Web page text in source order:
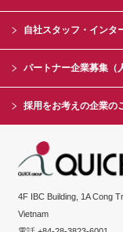
自社スタッフ・インタ
パートナー企業募集（
採用をお考えの企業の
4F IBC Building, 1A Cong
Vietnam